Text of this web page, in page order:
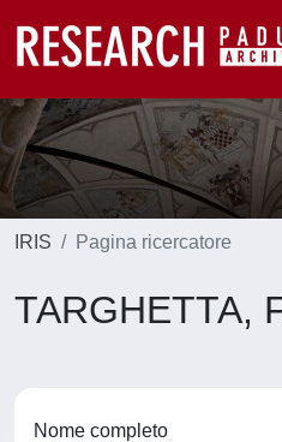
IRIS Pagina ricercatore
TARGHETTA,
Nome completo